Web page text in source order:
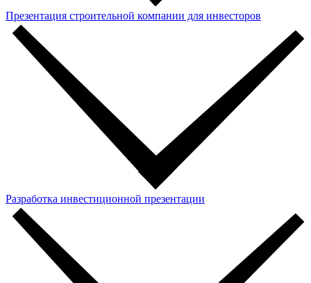
Презентация строительной компании для инвесторов
Разработка инвестиционной презентации